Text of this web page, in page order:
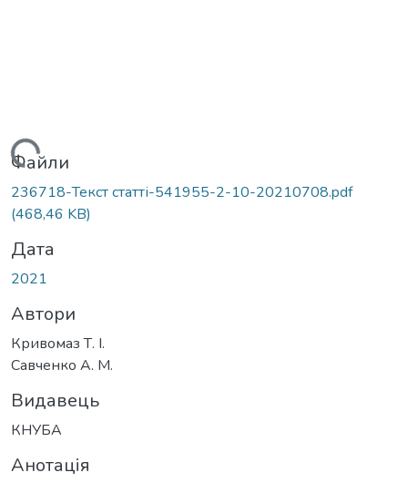
Файли
236718-Текст статті-541955-2-10-20210708.pdf
(468,46 KB)
Дата
2021
Автори
Кривомаз Т. І.
Савченко А. М.
Видавець
КНУБА
Анотація